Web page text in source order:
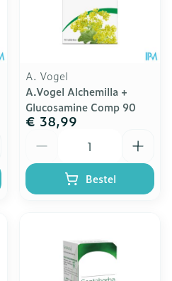
A. Vogel
A.Vogel Alchemilla +
Glucosamine Comp 90
€ 38,99
Bestel